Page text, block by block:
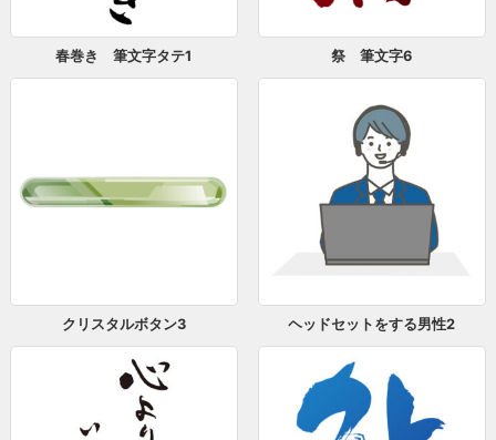
春巻き 筆文字タテ1 祭 筆文字6
クリスタルボタン3 ヘッドセットをする男性2